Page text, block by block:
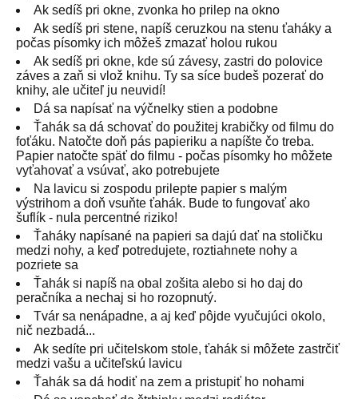
Ak sedíš pri okne, zvonka ho prilep na okno
Ak sedíš pri stene, napíš ceruzkou na stenu ťaháky a
počas písomky ich môžeš zmazať holou rukou
Ak sedíš pri okne, kde sú závesy, zastri do polovice
záves a zaň si vlož knihu. Ty sa síce budeš pozerať do
knihy, ale učiteľ ju neuvidí!
Dá sa napísať na výčnelky stien a podobne
Ťahák sa dá schovať do použitej krabičky od filmu do
foťáku. Natočte doň pás papieriku a napíšte čo treba.
Papier natočte späť do filmu - počas písomky ho môžete
vyťahovať a vsúvať, ako potrebujete
Na lavicu si zospodu prilepte papier s malým
výstrihom a doň vsuňte ťahák. Bude to fungovať ako
šuflík - nula percentné riziko!
Ťaháky napísané na papieri sa dajú dať na stoličku
medzi nohy, a keď potredujete, roztiahnete nohy a
pozriete sa
Ťahák si napíš na obal zošita alebo si ho daj do
peračníka a nechaj si ho rozopnutý.
Tvár sa nenápadne, a aj keď pôjde vyučujúci okolo,
nič nezbadá...
Ak sedíte pri učitelskom stole, ťahák si môžete zastrčiť
medzi vašu a učiteľskú lavicu
Ťahák sa dá hodiť na zem a pristupiť ho nohami